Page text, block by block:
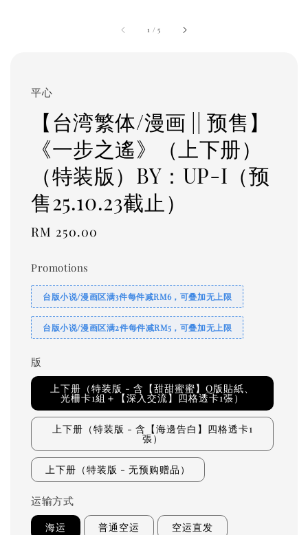
1 /5
平心
【台湾繁体/漫画 || 预售】
《一步之遙》（上下册）
（特装版）BY：UP-I（预
售25.10.23截止）
Regular
RM 250.00
Promotions
台版小说/漫画区满3件每件减RM6，可叠加无上限
台版小说/漫画区满2件每件减RM5，可叠加无上限
版
上下册（特装版 - 含【甜甜蜜蜜】Q版貼紙、
光柵卡1組＋【深入交流】四格透卡1張）
上下册（特装版 - 含【海邊告白】四格透卡1
張）
上下册（特装版 - 无预购赠品）
运输方式
海运 普通空运 空运直发